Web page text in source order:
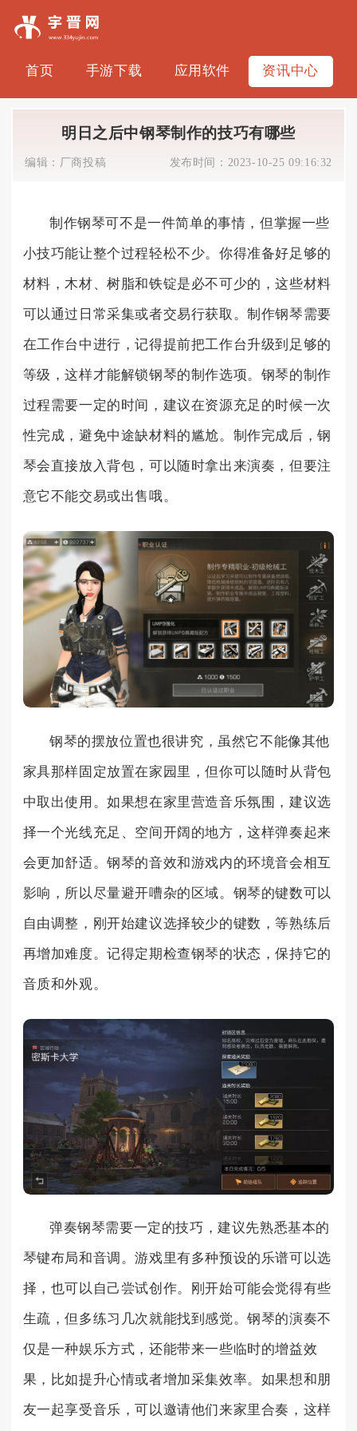
首页 手游下载 应用软件 资讯中心
明日之后中钢琴制作的技巧有哪些
编辑： 厂商投稿 发布时间： 2023-10-25 09:16:32
制作钢琴可不是一件简单的事情，但掌握一些
小技巧能让整个过程轻松不少。你得准备好足够的
材料，木材、树脂和铁锭是必不可少的，这些材料
可以通过日常采集或者交易行获取。制作钢琴需要
在工作台中进行，记得提前把工作台升级到足够的
等级，这样才能解锁钢琴的制作选项。钢琴的制作
过程需要一定的时间，建议在资源充足的时候一次
性完成，避免中途缺材料的尴尬。制作完成后，钢
琴会直接放入背包，可以随时拿出来演奏，但要注
意它不能交易或出售哦。
钢琴的摆放位置也很讲究，虽然它不能像其他
家具那样固定放置在家园里，但你可以随时从背包
中取出使用。如果想在家里营造音乐氛围，建议选
择一个光线充足、空间开阔的地方，这样弹奏起来
会更加舒适。钢琴的音效和游戏内的环境音会相互
影响，所以尽量避开嘈杂的区域。钢琴的键数可以
自由调整，刚开始建议选择较少的键数，等熟练后
再增加难度。记得定期检查钢琴的状态，保持它的
音质和外观。
弹奏钢琴需要一定的技巧，建议先熟悉基本的
琴键布局和音调。游戏里有多种预设的乐谱可以选
择，也可以自己尝试创作。刚开始可能会觉得有些
生疏，但多练习几次就能找到感觉。钢琴的演奏不
仅是一种娱乐方式，还能带来一些临时的增益效
果，比如提升心情或者增加采集效率。如果想和朋
友一起享受音乐，可以邀请他们来家里合奏，这样